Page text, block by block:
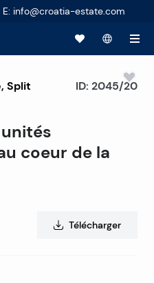
E: info@croatia-estate.com
, Split
coeur de la
ID: 2045/20
Télécharger